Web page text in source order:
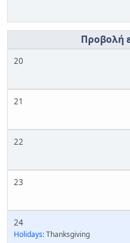
20
21
22
23
24
Holidays:Thanksgiving